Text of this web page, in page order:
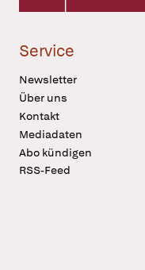
Service
Newsletter
Über uns
Kontakt
Mediadaten
Abo kündigen
RSS-Feed